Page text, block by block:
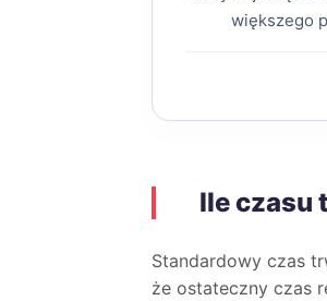
większego
Ile czasu
Standardowy czas
że ostateczny czas